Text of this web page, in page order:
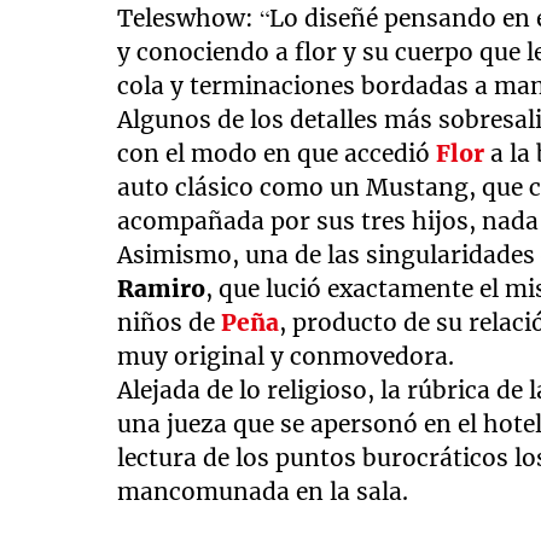
Teleswhow: “Lo diseñé pensando
y conociendo a flor y su cuerpo que
cola y terminaciones bordadas a
Algunos de los detalles más
con el modo en que accedióFlor a la
auto clásico como un Mustang, que
acompañada por sus tres hijos,
Asimismo, una de las
Ramiro, que lució exactamente el
niños dePeña, producto de su
muy original y conmovedora.
Alejada de lo religioso, la rúbrica de
una jueza que se apersonó en el
lectura de los puntos burocráticos
mancomunada en la sala.